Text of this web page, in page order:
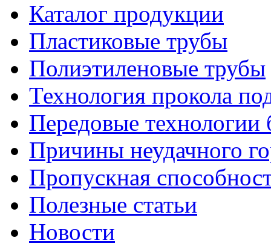
Каталог продукции
Пластиковые трубы
Полиэтиленовые трубы
Технология прокола
Передовые технологии
Причины неудачного
Пропускная
Полезные статьи
Новости